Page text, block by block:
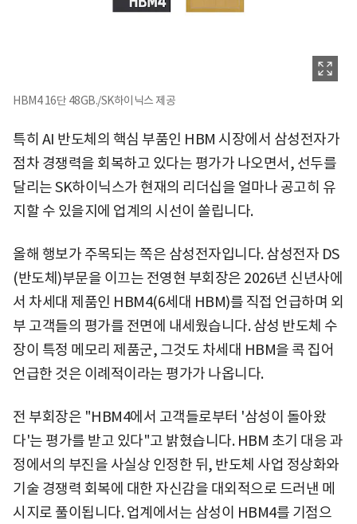
HBM4 16단 48GB./SK하이닉스 제공
특히 AI 반도체의 핵심 부품인 HBM 시장에서 삼성전자가
점차 경쟁력을 회복하고 있다는 평가가 나오면서, 선두를
달리는 SK하이닉스가 현재의 리더십을 얼마나 공고히 유
지할 수 있을지에 업계의 시선이 쏠립니다.
올해 행보가 주목되는 쪽은 삼성전자입니다. 삼성전자 DS
(반도체)부문을 이끄는 전영현 부회장은 2026년 신년사에
서 차세대 제품인 HBM4(6세대 HBM)를 직접 언급하며 외
부 고객들의 평가를 전면에 내세웠습니다. 삼성 반도체 수
장이 특정 메모리 제품군, 그것도 차세대 HBM을 콕 집어
언급한 것은 이례적이라는 평가가 나옵니다.
전 부회장은 "HBM4에서 고객들로부터 '삼성이 돌아왔
다'는 평가를 받고 있다"고 밝혔습니다. HBM 초기 대응 과
정에서의 부진을 사실상 인정한 뒤, 반도체 사업 정상화와
기술 경쟁력 회복에 대한 자신감을 대외적으로 드러낸 메
시지로 풀이됩니다. 업계에서는 삼성이 HBM4를 기점으